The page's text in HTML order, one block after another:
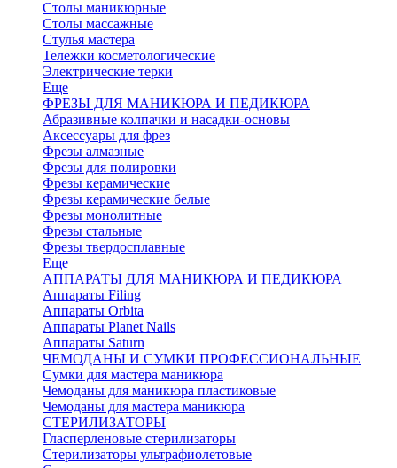
Столы маникюрные
Столы массажные
Стулья мастера
Тележки косметологические
Электрические терки
Еще
ФРЕЗЫ ДЛЯ МАНИКЮРА И ПЕДИКЮРА
Абразивные колпачки и насадки-основы
Аксессуары для фрез
Фрезы алмазные
Фрезы для полировки
Фрезы керамические
Фрезы керамические белые
Фрезы монолитные
Фрезы стальные
Фрезы твердосплавные
Еще
АППАРАТЫ ДЛЯ МАНИКЮРА И ПЕДИКЮРА
Аппараты Filing
Аппараты Orbita
Аппараты Planet Nails
Аппараты Saturn
ЧЕМОДАНЫ И СУМКИ ПРОФЕССИОНАЛЬНЫЕ
Сумки для мастера маникюра
Чемоданы для маникюра пластиковые
Чемоданы для мастера маникюра
СТЕРИЛИЗАТОРЫ
Гласперленовые стерилизаторы
Стерилизаторы ультрафиолетовые